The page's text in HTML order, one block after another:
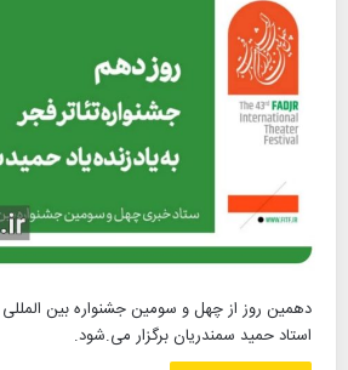
دهمین روز از چهل و سومین جشنواره بین المللی
استاد حمید سمندریان برگزار می.شود.